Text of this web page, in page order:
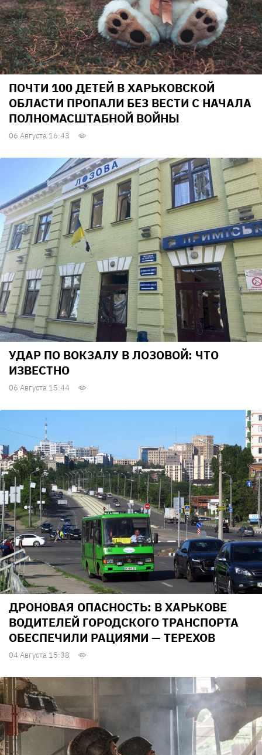
ПОЧТИ 100 ДЕТЕЙ В ХАРЬКОВСКОЙ
ОБЛАСТИ ПРОПАЛИ БЕЗ ВЕСТИ С НАЧАЛА
ПОЛНОМАСШТАБНОЙ ВОЙНЫ
06 Августа 16:43
УДАР ПО ВОКЗАЛУ В ЛОЗОВОЙ: ЧТО
ИЗВЕСТНО
06 Августа 15:44
ДРОНОВАЯ ОПАСНОСТЬ: В ХАРЬКОВЕ
ВОДИТЕЛЕЙ ГОРОДСКОГО ТРАНСПОРТА
ОБЕСПЕЧИЛИ РАЦИЯМИ — ТЕРЕХОВ
04 Августа 15:38